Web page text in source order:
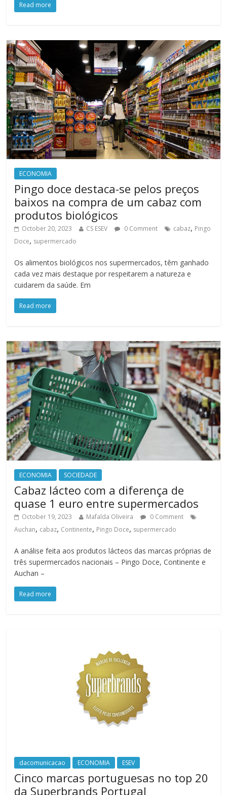
Read more
ECONOMIA
Pingo doce destaca-se pelos preços
baixos na compra de um cabaz com
produtos biológicos
October 20, 2023 CS ESEV 0 Comment cabaz, Pingo
Doce, supermercado
Os alimentos biológicos nos supermercados, têm ganhado
cada vez mais destaque por respeitarem a natureza e
cuidarem da saúde. Em
Read more
ECONOMIA SOCIEDADE
Cabaz lácteo com a diferença de
quase 1 euro entre supermercados
October 19, 2023 Mafalda Oliveira
0 Comment
Auchan, cabaz, Continente, Pingo Doce, supermercado
A análise feita aos produtos lácteos das marcas próprias de
três supermercados nacionais – Pingo Doce, Continente e
Auchan –
Read more
dacomunicacao ECONOMIA ESEV
Cinco marcas portuguesas no top 20
da Superbrands Portugal